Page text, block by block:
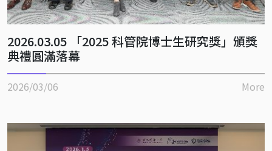
2026.03.05 「2025 科管院博士生研究獎」頒獎
典禮圓滿落幕
2026/03/06 More